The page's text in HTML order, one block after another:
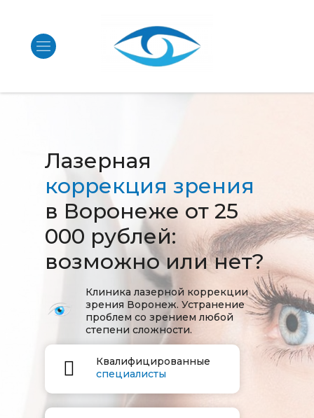
Лазерная
коррекция зрения
в Воронеже от 25
000 рублей:
возможно или нет?
Клиника лазерной коррекции
зрения Воронеж. Устранение
проблем со зрением любой
степени сложности.
Квалифицированные
специалисты